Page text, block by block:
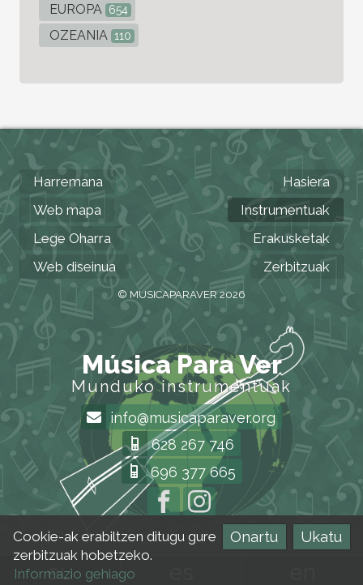
EUROPA 654
OZEANIA 110
Harremana
Web mapa
Lege Oharra
Web diseinua
Hasiera
Instrumentuak
Erakusketak
Zerbitzuak
© MUSICAPARAVER 2026
Música Para Ver
Munduko instrumentuak
info@musicaparaver.org
628 267 746
696 377 665
eu
Onartu Ukatu
Cookie-ak erabiltzen ditugu gure
zerbitzuak hobetzeko.
Informazio gehiago